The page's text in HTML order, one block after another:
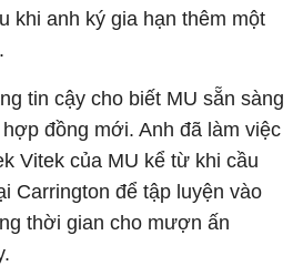
khi anh ký gia hạn thêm một
tin cậy cho biết MU sẵn sàng
đồng mới. Anh đã làm việc
Vitek của MU kể từ khi cầu
Carrington để tập luyện vào
thời gian cho mượn ấn